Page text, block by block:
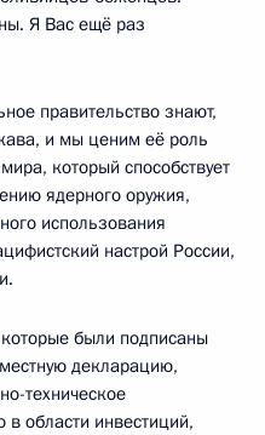
Я Вас ещё раз
правительство знают,
и мы ценим её роль
который способствует
ядерного оружия,
использования
настрой России,
были подписаны
декларацию,
техническое
в области инвестиций,